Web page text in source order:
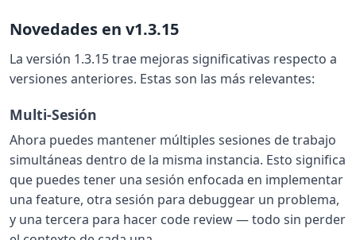
Novedades en v1.3.15
La versión 1.3.15 trae mejoras significativas respecto a
versiones anteriores. Estas son las más relevantes:
Multi-Sesión
Ahora puedes mantener múltiples sesiones de trabajo
simultáneas dentro de la misma instancia. Esto significa
que puedes tener una sesión enfocada en implementar
una feature, otra sesión para debuggear un problema,
y una tercera para hacer code review — todo sin perder